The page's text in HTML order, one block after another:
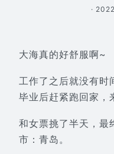
·
大海真的好舒服啊~
工作了之后就没有时
毕业后赶紧跑回家，
和女票挑了半天，最
市：青岛。